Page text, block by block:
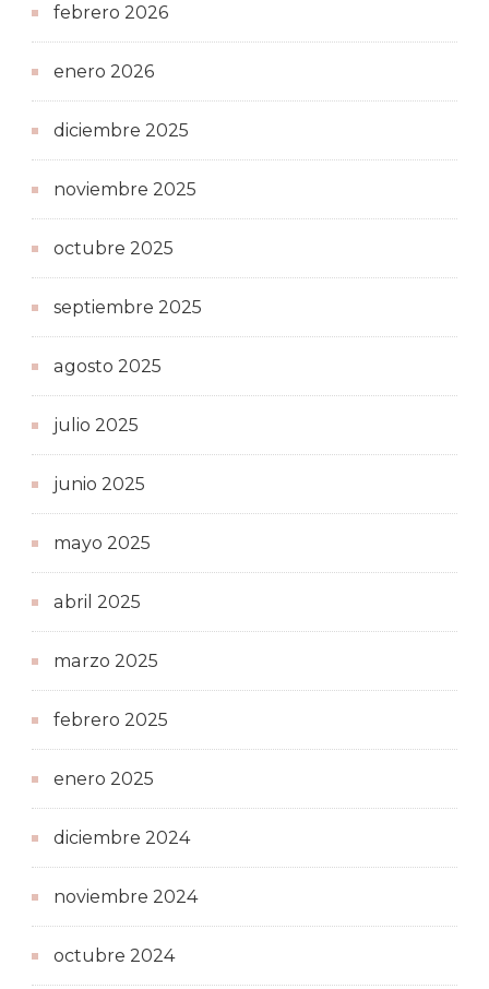
febrero 2026
enero 2026
diciembre 2025
noviembre 2025
octubre 2025
septiembre 2025
agosto 2025
julio 2025
junio 2025
mayo 2025
abril 2025
marzo 2025
febrero 2025
enero 2025
diciembre 2024
noviembre 2024
octubre 2024